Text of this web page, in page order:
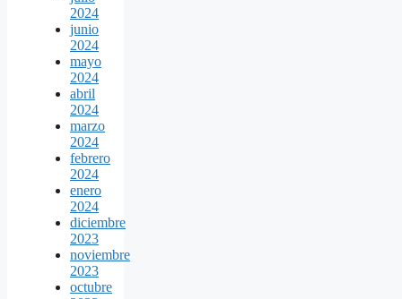
2024
junio
2024
mayo
2024
abril
2024
marzo
2024
febrero
2024
enero
2024
diciembre
2023
noviembre
2023
octubre